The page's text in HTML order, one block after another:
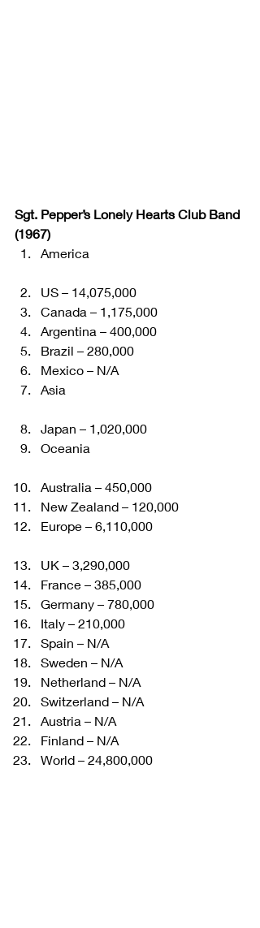
Sgt. Pepper’s Lonely Hearts Club Band
(1967)
America
US – 14,075,000
Canada – 1,175,000
Argentina – 400,000
Brazil – 280,000
Mexico – N/A
Asia
Japan – 1,020,000
Oceania
Australia – 450,000
New Zealand – 120,000
Europe – 6,110,000
UK – 3,290,000
France – 385,000
Germany – 780,000
Italy – 210,000
Spain – N/A
Sweden – N/A
Netherland – N/A
Switzerland – N/A
Austria – N/A
Finland – N/A
World – 24,800,000